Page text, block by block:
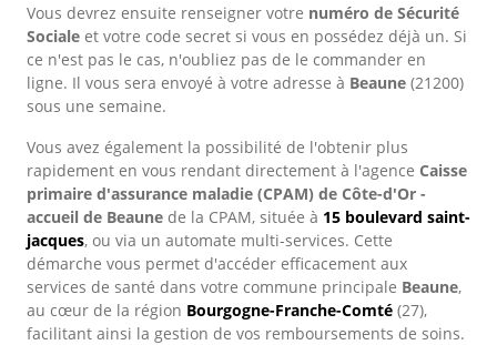
Vous devrez ensuite renseigner votre numéro de Sécurité
Sociale et votre code secret si vous en possédez déjà un. Si
ce n'est pas le cas, n'oubliez pas de le commander en
ligne. Il vous sera envoyé à votre adresse à Beaune (21200)
sous une semaine.
Vous avez également la possibilité de l'obtenir plus
rapidement en vous rendant directement à l'agence Caisse
primaire d'assurance maladie (CPAM) de Côte-d'Or -
accueil de Beaune de la CPAM, située à 15 boulevard saint-
jacques, ou via un automate multi-services. Cette
démarche vous permet d'accéder efficacement aux
services de santé dans votre commune principale Beaune,
au cœur de la région Bourgogne-Franche-Comté (27),
facilitant ainsi la gestion de vos remboursements de soins.